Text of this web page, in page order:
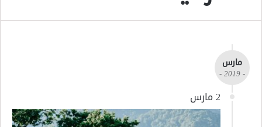
مارس
- 2019 -
2 مارس